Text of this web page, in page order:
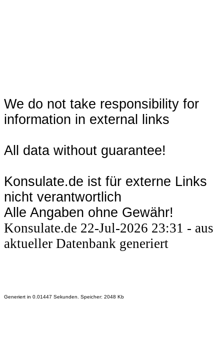
We do not take responsibility for
information in external links
All data without guarantee!
Konsulate.de ist für externe Links
nicht verantwortlich
Alle Angaben ohne Gewähr!
Konsulate.de 22-Jul-2026 23:31 - aus
aktueller Datenbank generiert
Generiert in 0.01447 Sekunden. Speicher: 2048 Kb